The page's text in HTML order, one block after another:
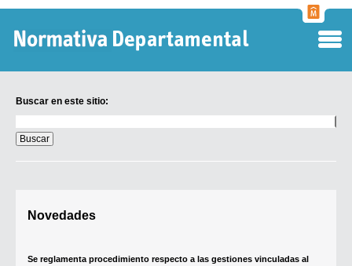
Buscar en este sitio:
en
este
sitio:
Novedades
Se reglamenta procedimiento respecto a las gestiones vinculadas al